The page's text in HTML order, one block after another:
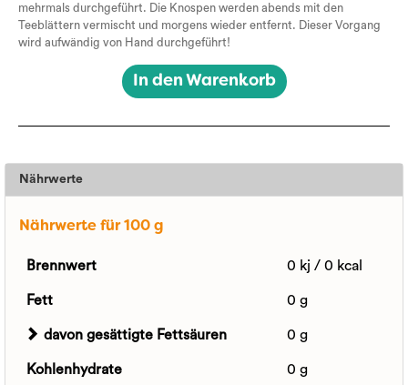
mehrmals durchgeführt. Die Knospen werden abends mit den
Teeblättern vermischt und morgens wieder entfernt. Dieser Vorgang
wird aufwändig von Hand durchgeführt!
In den Warenkorb
Nährwerte
Nährwerte für 100 g
Brennwert 0 kj / 0 kcal
Fett 0 g
davon gesättigte Fettsäuren 0 g
Kohlenhydrate 0 g